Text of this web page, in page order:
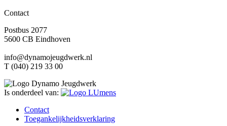
Contact
Postbus 2077
5600 CB Eindhoven
info@dynamojeugdwerk.nl
T (040) 219 33 00
Is onderdeel van:
Contact
Toegankelijkheidsverklaring